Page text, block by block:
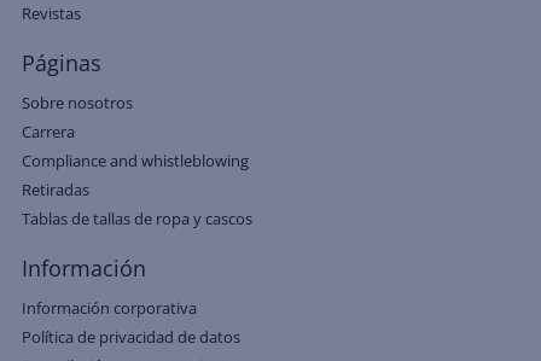
Revistas
Páginas
Sobre nosotros
Carrera
Compliance and whistleblowing
Retiradas
Tablas de tallas de ropa y cascos
Información
Información corporativa
Política de privacidad de datos